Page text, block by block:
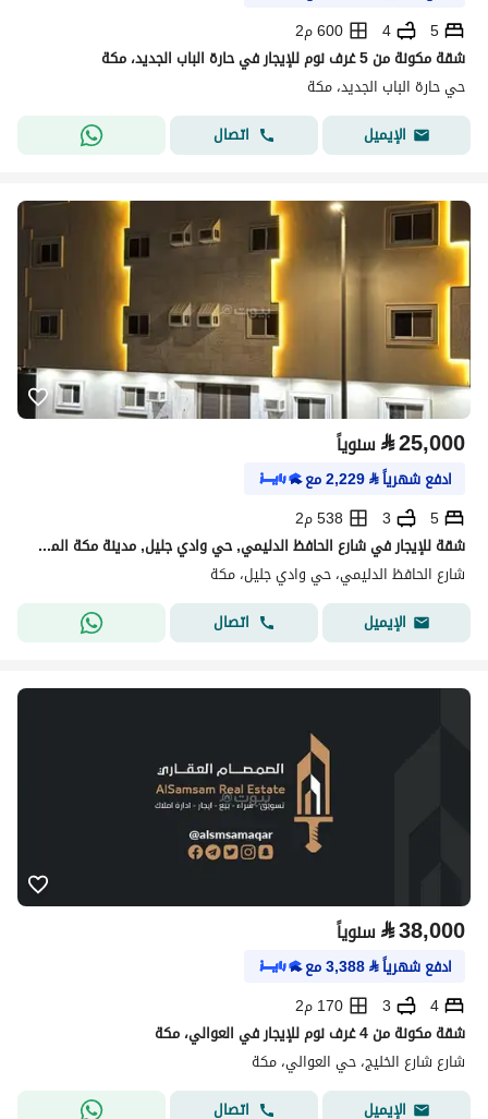
5
4
600 م2
شقة مكونة من 5 غرف نوم للإيجار في حارة الباب الجديد، مكة
حي حارة الباب الجديد، مكة
الإيميل
اتصال
⃁25,000 سنوياً
ادفع شهرياً⃁
2,229مع
5
3
538 م2
شقة للإيجار في شارع الحافظ الدليمي, حي وادي جليل, مدينة مكة المكرمة, منطقة مكة المكرمة
شارع الحافظ الدليمي، حي وادي جليل، مكة
الإيميل
اتصال
⃁38,000 سنوياً
ادفع شهرياً⃁
3,388مع
4
3
170 م2
شقة مكونة من 4 غرف نوم للإيجار في العوالي، مكة
شارع شارع الخليج، حي العوالي، مكة
الإيميل
اتصال